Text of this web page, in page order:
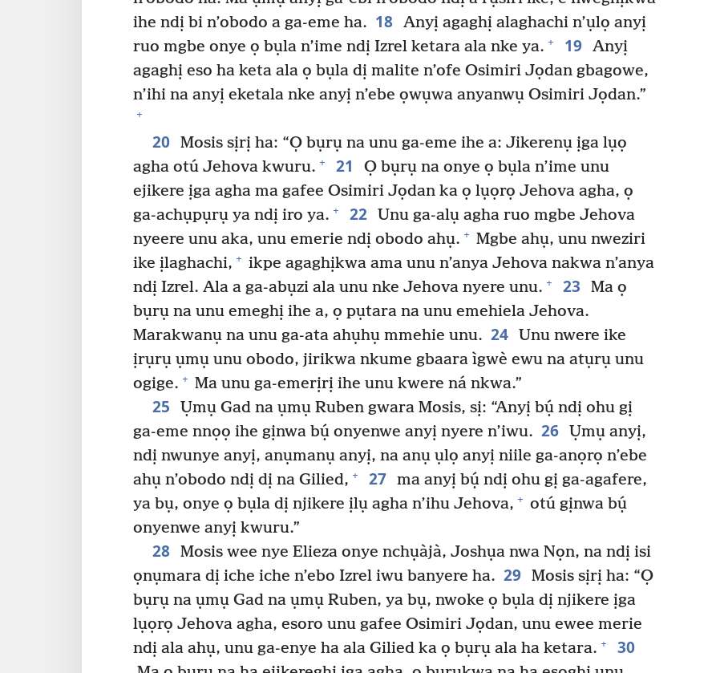
ihe ndị bi n’obodo a ga-eme ha. 18 Anyị agaghị alaghachi n’ụlọ anyị
ruo mgbe onye ọ bụla n’ime ndị Izrel ketara ala nke ya. + 19 Anyị
agaghị eso ha keta ala ọ bụla dị malite n’ofe Osimiri Jọdan gbagowe,
n’ihi na anyị eketala nke anyị n’ebe ọwụwa anyanwụ Osimiri Jọdan.”
+
20 Mosis sịrị ha: “Ọ bụrụ na unu ga-eme ihe a: Jikerenụ ịga lụọ
agha otú Jehova kwuru. + 21
Ọ bụrụ na onye ọ bụla n’ime unu
ejikere ịga agha ma gafee Osimiri Jọdan ka ọ lụọrọ Jehova agha, ọ
ga-achụpụrụ ya ndị iro ya. + 22 Unu ga-alụ agha ruo mgbe Jehova
nyeere unu aka, unu emerie ndị obodo ahụ. + Mgbe ahụ, unu nweziri
ike ịlaghachi, + ikpe agaghịkwa ama unu n’anya Jehova nakwa n’anya
ndị Izrel. Ala a ga-abụzi ala unu nke Jehova nyere unu. + 23
Ma ọ
bụrụ na unu emeghị ihe a, ọ pụtara na unu emehiela Jehova.
Marakwanụ na unu ga-ata ahụhụ mmehie unu. 24 Unu nwere ike
ịrụrụ ụmụ unu obodo, jirikwa nkume gbaara ìgwè ewu na atụrụ unu
ogige. + Ma unu ga-emerịrị ihe unu kwere ná nkwa.”
25
Ụmụ Gad na ụmụ Ruben gwara Mosis, sị: “Anyị bụ́ ndị ohu gị
ga-eme nnọọ ihe gịnwa bụ́ onyenwe anyị nyere n’iwu. 26 Ụmụ anyị,
ndị nwunye anyị, anụmanụ anyị, na anụ ụlọ anyị niile ga-anọrọ n’ebe
ahụ n’obodo ndị dị na Gilied, + 27 ma anyị bụ́ ndị ohu gị ga-agafere,
ya bụ, onye ọ bụla dị njikere ịlụ agha n’ihu Jehova, + otú gịnwa bụ́
onyenwe anyị kwuru.”
28 Mosis wee nye Elieza onye nchụàjà, Joshụa nwa Nọn, na ndị isi
ọnụmara dị iche iche n’ebo Izrel iwu banyere ha. 29 Mosis sịrị ha: “Ọ
bụrụ na ụmụ Gad na ụmụ Ruben, ya bụ, nwoke ọ bụla dị njikere ịga
lụọrọ Jehova agha, esoro unu gafee Osimiri Jọdan, unu ewee merie
ndị ala ahụ, unu ga-enye ha ala Gilied ka ọ bụrụ ala ha ketara. + 30